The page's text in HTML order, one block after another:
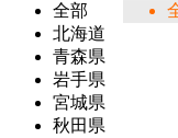
全部
北海道
青森県
岩手県
宮城県
秋田県